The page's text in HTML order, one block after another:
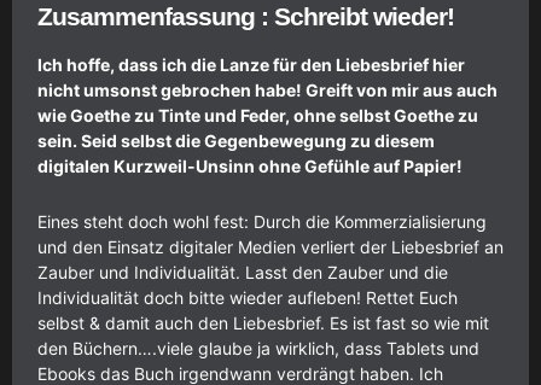
Zusammenfassung : Schreibt wieder!
Ich hoffe, dass ich die Lanze für den Liebesbrief hier
nicht umsonst gebrochen habe! Greift von mir aus auch
wie Goethe zu Tinte und Feder, ohne selbst Goethe zu
sein. Seid selbst die Gegenbewegung zu diesem
digitalen Kurzweil-Unsinn ohne Gefühle auf Papier!
Eines steht doch wohl fest: Durch die Kommerzialisierung
und den Einsatz digitaler Medien verliert der Liebesbrief an
Zauber und Individualität. Lasst den Zauber und die
Individualität doch bitte wieder aufleben! Rettet Euch
selbst & damit auch den Liebesbrief. Es ist fast so wie mit
den Büchern….viele glaube ja wirklich, dass Tablets und
Ebooks das Buch irgendwann verdrängt haben. Ich